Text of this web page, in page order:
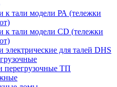
к тали модели РА (тележки
к тали модели CD (тележки
электрические для талей DHS
перегрузочные ТП